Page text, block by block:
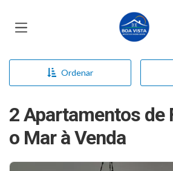
Página
Ordenar
2 Apartamentos de
o Mar à Venda